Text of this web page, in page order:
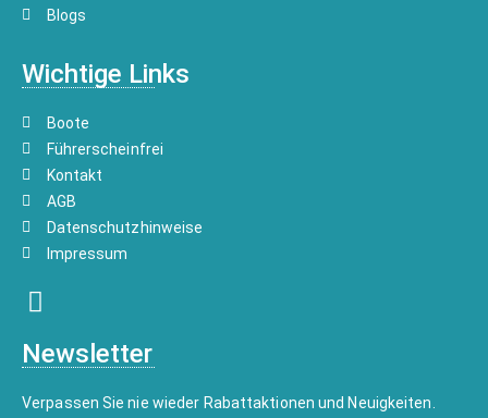
Blogs
Wichtige Links
Boote
Führerscheinfrei
Kontakt
AGB
Datenschutzhinweise
Impressum
Newsletter
Verpassen Sie nie wieder Rabattaktionen und Neuigkeiten.